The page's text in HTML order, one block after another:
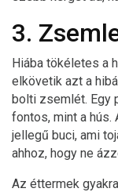
3.
Hiába tökéletes a
elkövetik azt a
bolti zsemlét. Egy
fontos, mint a
jellegű buci, ami
ahhoz, hogy ne
Az éttermek